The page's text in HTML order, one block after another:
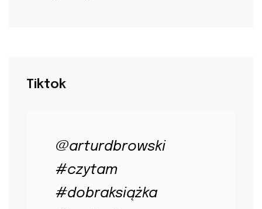
Tiktok
@arturdbrowski
#czytam
#dobraksiążka